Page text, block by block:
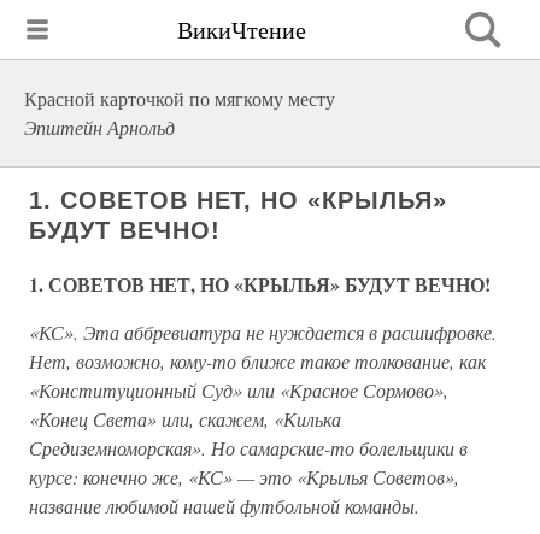
ВикиЧтение
Красной карточкой по мягкому месту
Эпштейн Арнольд
1. СОВЕТОВ НЕТ, НО «КРЫЛЬЯ»
БУДУТ ВЕЧНО!
1. СОВЕТОВ НЕТ, НО «КРЫЛЬЯ» БУДУТ ВЕЧНО!
«КС». Эта аббревиатура не нуждается в расшифровке.
Нет, возможно, кому-то ближе такое толкование, как
«Конституционный Суд» или «Красное Сормово»,
«Конец Света» или, скажем, «Килька
Средиземноморская». Но самарские-то болельщики в
курсе: конечно же, «КС» — это «Крылья Советов»,
название любимой нашей футбольной команды.